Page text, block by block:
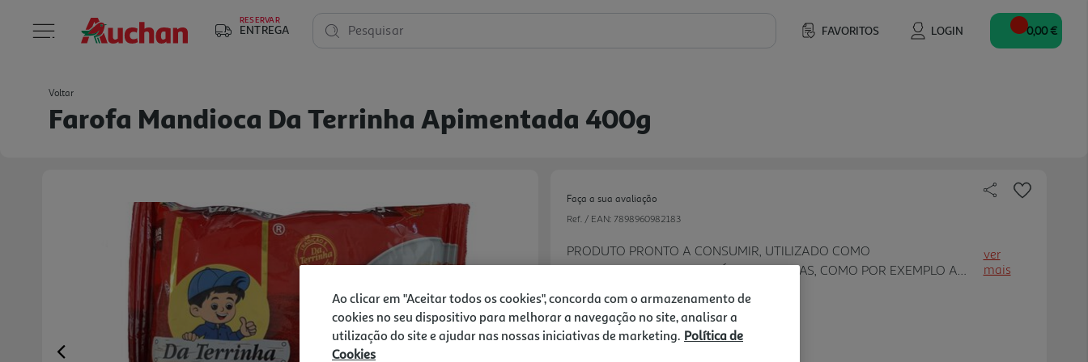
RESERVAR
ENTREGA FAVORITOS LOGIN
Pesquisar 0,00 €
Voltar
Farofa Mandioca Da Terrinha Apimentada 400g
Faça a sua avaliação
Ref. / EAN: 7898960982183
PRODUTO PRONTO A CONSUMIR, UTILIZADO COMO
ACOMPANHAMENTO EM VÁRIAS RECEITAS, COMO POR EXEMPLO A
FEIJOADA BRASILEIRA.
ver
mais
8.83 €/Kg
Ao clicar em "Aceitar todos os cookies", concorda com o armazenamento de
cookies no seu dispositivo para melhorar a navegação no site, analisar a
utilização do site e ajudar nas nossas iniciativas de marketing. Política de
Cookies